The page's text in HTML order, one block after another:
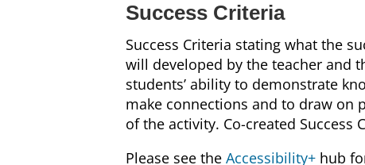
Success Criteria
Success Criteria stating what the
will developed by the teacher and
students’ ability to demonstrate
make connections and to draw on
of the activity. Co-created
Please see the Accessibility+hub